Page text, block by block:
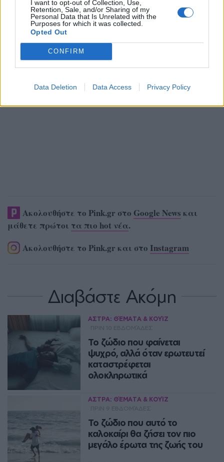
I want to opt-out of Collection, Use,
Retention, Sale, and/or Sharing of my
Personal Data that Is Unrelated with the
Purposes for which it was collected.
Opted Out
CONFIRM
Data Deletion Data Access Privacy Policy
Ακολουθήστε το Pink.gr στο Google News και
μάθετε πρώτοι τα πιο hot νέα.
Ακολουθήστε το Pink.gr και στο Instagram
Διαβάστε Ακόμη
ΑΣΤΡΑ: ΘΈΜΑΤΑ & ΚΟΥΊΖ
Το ζώδιο που φαίνεται
ψυχρό, αλλά όταν ερωτευτεί
καταστρέφεται
ολοκληρωτικά
Κρατά τους πάντες σε απόσταση, δεν
εμπιστεύεται εύκολα και
Ώσπου να ερωτευτεί αληθινά…
ASTROGIRL
ΑΣΤΡΑ: ΘΈΜΑΤΑ & ΚΟΥΊΖ
Το ζώδιο που αυτό το
καλοκαίρι θα ζήσει τον πιο
μεγάλο έρωτα της ζωής του